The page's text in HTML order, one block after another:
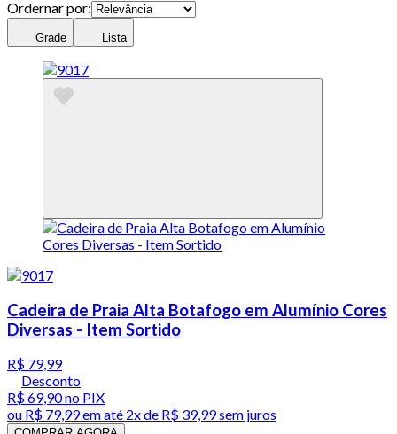
Ordernar por:
Grade Lista
Cadeira de Praia Alta Botafogo em Alumínio Cores
Diversas - Item Sortido
R$ 79,99
Desconto
R$ 69,90no PIX
ou R$ 79,99em até 2x de R$ 39,99 sem juros